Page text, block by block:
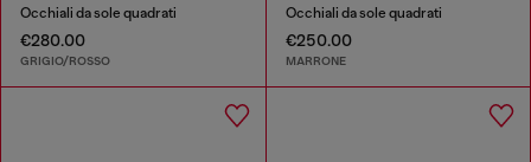
Occhiali da sole quadrati
€280.00
GRIGIO/ROSSO
Occhiali da sole quadrati
€250.00
MARRONE